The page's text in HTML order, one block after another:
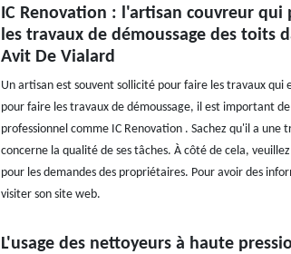
IC Renovation : l'artisan couvreur
les travaux de démoussage des toits
Avit De Vialard
Un artisan est souvent sollicité pour faire les travaux
pour faire les travaux de démoussage, il est important
professionnel comme IC Renovation . Sachez qu'il a une
concerne la qualité de ses tâches. À côté de cela,
pour les demandes des propriétaires. Pour avoir des
visiter son site web.
L'usage des nettoyeurs à haute